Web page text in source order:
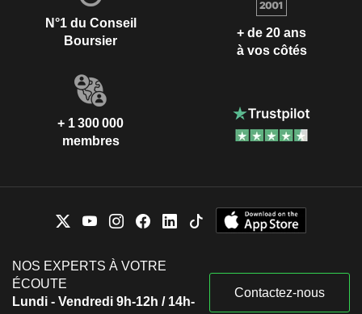
N°1 du Conseil
Boursier
+ de 20 ans
à vos côtés
+ 1 300 000
membres
NOS EXPERTS À VOTRE
ÉCOUTE
Lundi - Vendredi 9h-12h / 14h-
Contactez-nous